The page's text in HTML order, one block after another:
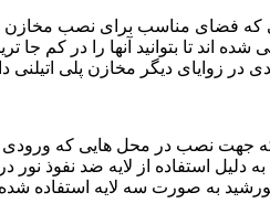
که فضای مناسب برای نصب مخازن
اند تا بتوانید آنها را در کم جا
دیگر مخازن پلی اتیلنی
جهت نصب در محل هایی که
دلیل استفاده از لایه ضد نفوذ
به صورت سه لایه استفاده